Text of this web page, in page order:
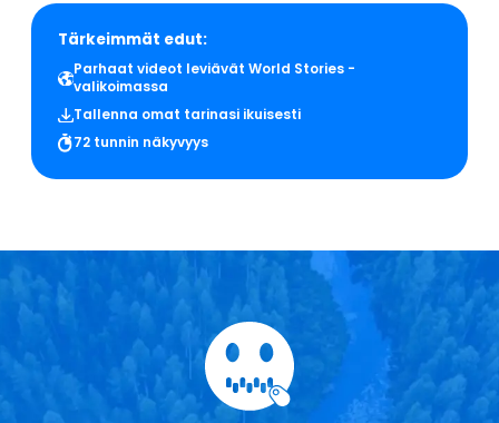
Tärkeimmät edut:
Parhaat videot leviävät World Stories -
valikoimassa
Tallenna omat tarinasi ikuisesti
72 tunnin näkyvyys